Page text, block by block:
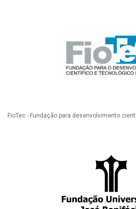
FioTec - Fundação para desenvolvimento